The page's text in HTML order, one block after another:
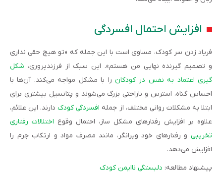
افزایش احتمال افسردگی
فریاد زدن سر کودک، مساوی است با این جمله که «تو هیچ حقی نداری
و تصمیم گیرنده نهایی من هستم». این سبک از فرزندپروری، شکل
گیری اعتماد به نفس در کودکان را با مشکل مواجه می‌کند. آن‌ها با
احساس گناه، استرس و ناراحتی بزرگ می‌شوند و پتانسیل بیشتری برای
ابتلا به مشکلات روانی مختلف، از جمله افسردگی کودکدارند. این علائم،
علاوه بر افزایش رفتارهای مشکل ساز، احتمال وقوع اختلالات رفتاری
تخریبی و رفتارهای خود ویرانگر، مانند مصرف مواد و ارتکاب جرم را
افزایش می‌­دهد.
پیشنهاد مطالعه: دلبستگی ناایمن کودک